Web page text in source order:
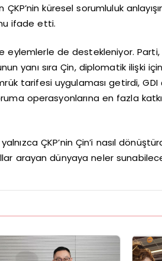
küresel sorumluluk
ifade etti.
eylemlerle de destekleniyor. Parti,
yanı sıra Çin, diplomatik ilişki
tarifesi uygulaması getirdi, GDI
operasyonlarına en fazla
ÇKP’nin Çin’i nasıl
arayan dünyaya neler